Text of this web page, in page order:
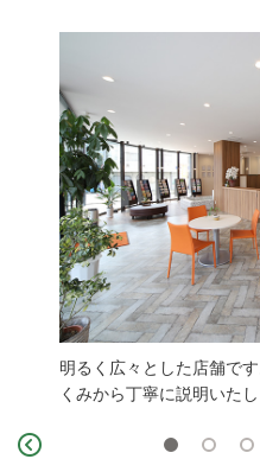
明るく広々とした店舗で
くみから丁寧に説明いた